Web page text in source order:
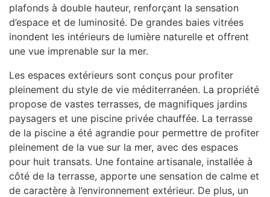
plafonds à double hauteur, renforçant la sensation
d’espace et de luminosité. De grandes baies vitrées
inondent les intérieurs de lumière naturelle et offrent
une vue imprenable sur la mer.
Les espaces extérieurs sont conçus pour profiter
pleinement du style de vie méditerranéen. La propriété
propose de vastes terrasses, de magnifiques jardins
paysagers et une piscine privée chauffée. La terrasse
de la piscine a été agrandie pour permettre de profiter
pleinement de la vue sur la mer, avec des espaces
pour huit transats. Une fontaine artisanale, installée à
côté de la terrasse, apporte une sensation de calme et
de caractère à l’environnement extérieur. De plus, un